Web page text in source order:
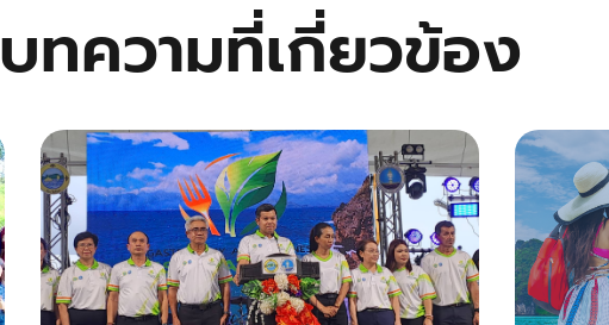
บทความที่เกี่ยวข้อง